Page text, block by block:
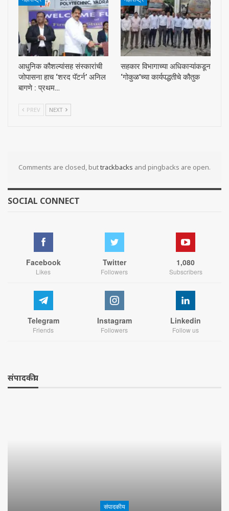
आधुनिक कौशल्यांसह संस्कारांची
जोपासना हाच ‘शरद पॅटर्न’ अनिल
बागणे : प्रथम…
सहकार विभागाच्या अधिकाऱ्यांकडून
‘गोकुळ’च्या कार्यपद्धतीचे कौतुक
PREV NEXT
Comments are closed, buttrackbacks and pingbacks are open.
SOCIAL CONNECT
Facebook
Likes
Twitter
Followers
1,080
Subscribers
Telegram
Friends
Instagram
Followers
Linkedin
Follow us
संपादकीय
संपादकीय